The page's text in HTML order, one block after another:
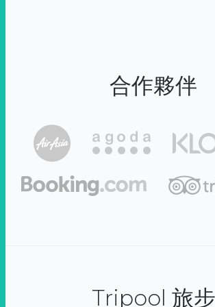
合作夥伴
Tripool 旅步